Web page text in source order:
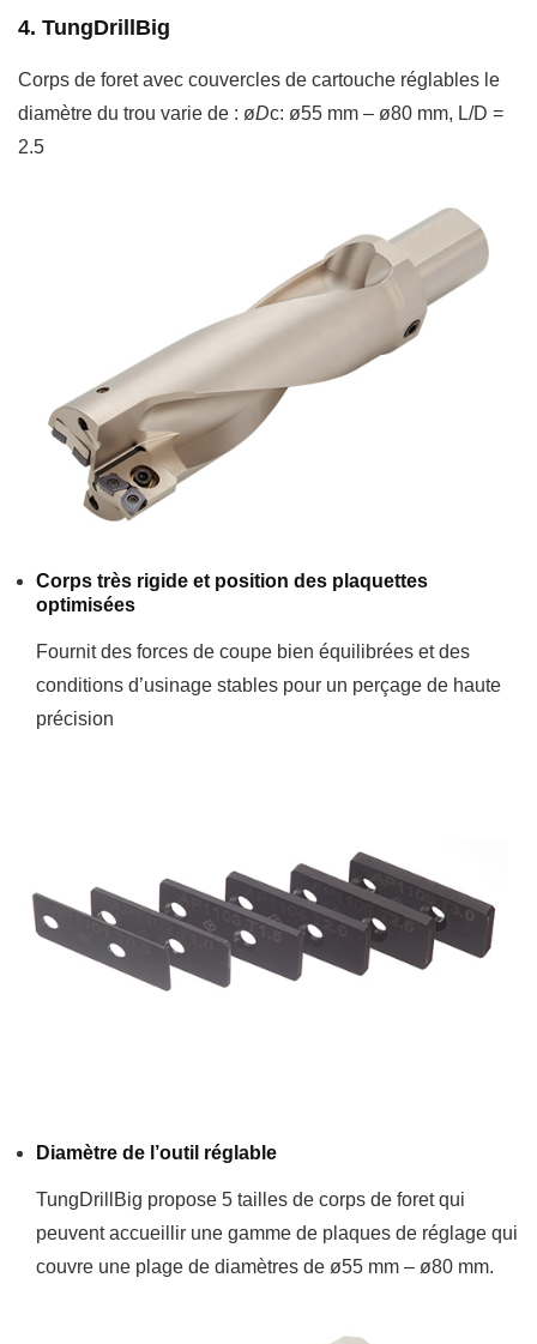
4. TungDrillBig
Corps de foret avec couvercles de cartouche réglables le
diamètre du trou varie de : øDc: ø55 mm – ø80 mm, L/D =
2.5
Corps très rigide et position des plaquettes
optimisées
Fournit des forces de coupe bien équilibrées et des
conditions d’usinage stables pour un perçage de haute
précision
Diamètre de l’outil réglable
TungDrillBig propose 5 tailles de corps de foret qui
peuvent accueillir une gamme de plaques de réglage qui
couvre une plage de diamètres de ø55 mm – ø80 mm.